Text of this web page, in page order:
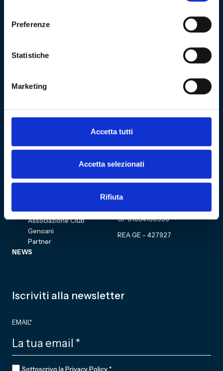
Preferenze
Statistiche
Marketing
Accetta tutti
Accetta selezionati
Rifiuta
+39 3402800268
Mostre e percorsi
Collezione
Fondazione
Associazione Club
Genoani
Partner
NEWS
Shop
Sostienici
Carrello
CF 01634160996
REA GE - 427927
Iscriviti alla newsletter
EMAIL*
Sottoscrivo laPrivacy Policy.*